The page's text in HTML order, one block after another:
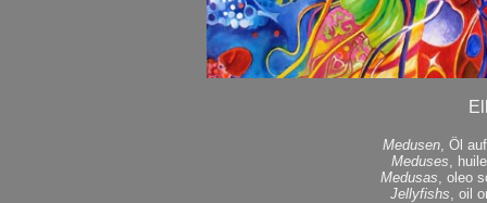
Medusen , Öl
Meduses ,
Medusas , oleo
Jellyfishs , oil